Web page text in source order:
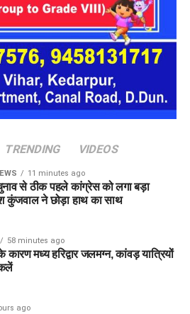
को मंजूरी, श्रमिक शिकायतों के त्वरित
को दोबारा अवसर देने का प्रावधान।
सेवा नियमावली में संशोधन, स्केलर पद के
होगी।
समिति में संशोधन किया जा सकेगा।
TRENDING VIDEOS
11 minutes ago
से ठीक पहले कांग्रेस को लगा बड़ा
कुंजवाल ने छोड़ा हाथ का साथ
58 minutes ago
कारण मध्य हरिद्वार जलमग्न, कांवड़ यात्रियों
ago